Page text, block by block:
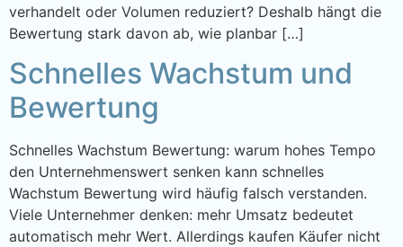
verhandelt oder Volumen reduziert? Deshalb hängt die
Bewertung stark davon ab, wie planbar […]
Schnelles Wachstum und
Bewertung
Schnelles Wachstum Bewertung: warum hohes Tempo
den Unternehmenswert senken kann schnelles
Wachstum Bewertung wird häufig falsch verstanden.
Viele Unternehmer denken: mehr Umsatz bedeutet
automatisch mehr Wert. Allerdings kaufen Käufer nicht